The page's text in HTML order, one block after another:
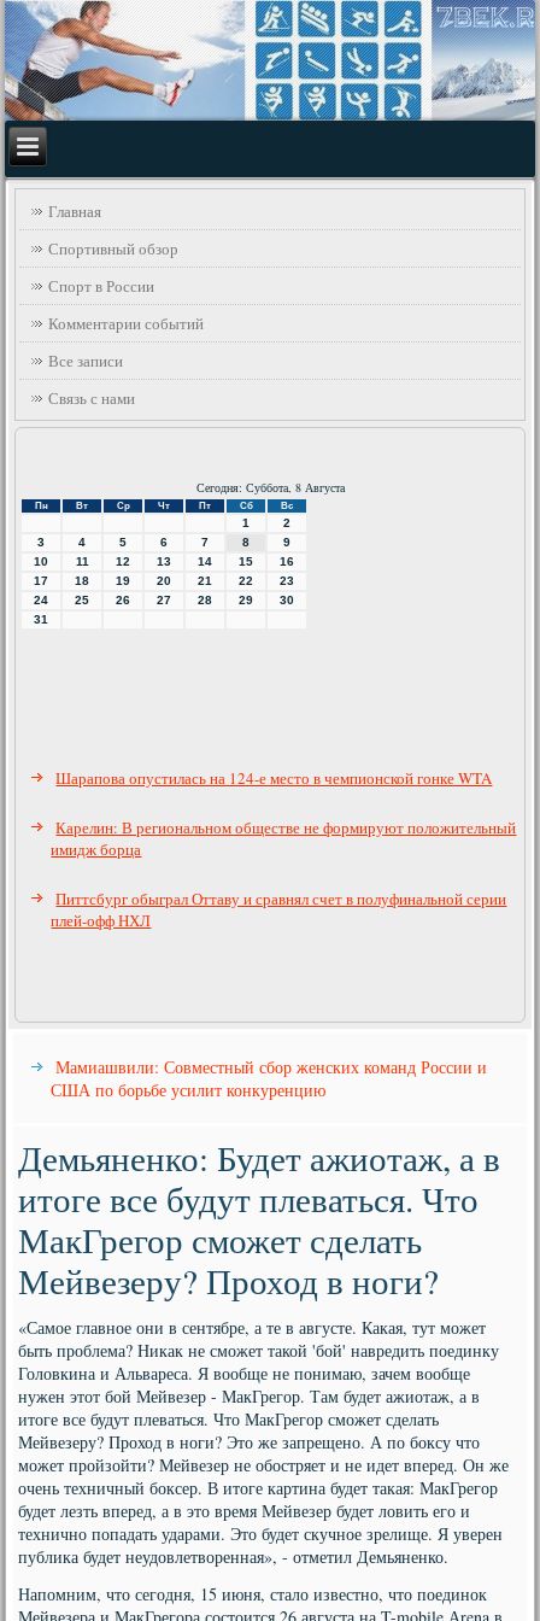
Главная
Спортивный обзор
Спорт в России
Комментарии событий
Все записи
Связь с нами
Сегодня: Суббота, 8 Августа
Пн Вт Ср Чт Пт Сб Вс
1
2
3
4 5 6 7 8
9
10
11 12 13 14 15
16
17
18 19 20 21 22
23
24
25 26 27 28 29
30
31
Шарапова опустилась на 124-е место в чемпионской гонке WTA
Карелин: В региональном обществе не формируют положительный
имидж борца
Питтсбург обыграл Оттаву и сравнял счет в полуфинальной серии
плей-офф НХЛ
Мамиашвили: Совместный сбор женских команд России и
США по борьбе усилит конкуренцию
Демьяненко: Будет ажиотаж, а в
итоге все будут плеваться. Что
МакГрегор сможет сделать
Мейвезеру? Проход в ноги?
«Самое главное они в сентябре, а те в августе. Какая, тут может
быть проблема? Никак не сможет такой 'бой' навредить поединку
Головкина и Альвареса. Я вообще не понимаю, зачем вообще
нужен этот бой Мейвезер - МакГрегор. Там будет ажиотаж, а в
итоге все будут плеваться. Что МакГрегор сможет сделать
Мейвезеру? Проход в ноги? Это же запрещено. А по боксу что
может пройзойти? Мейвезер не обостряет и не идет вперед. Он же
очень техничный боксер. В итоге картина будет такая: МакГрегор
будет лезть вперед, а в это время Мейвезер будет ловить его и
технично попадать ударами. Это будет скучное зрелище. Я уверен
публика будет неудовлетворенная», - отметил Демьяненко.
Напомним, что сегодня, 15 июня, стало известно, что поединок